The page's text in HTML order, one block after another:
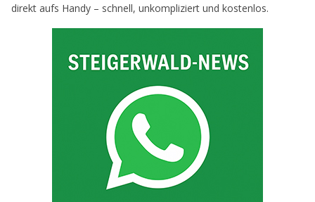
direkt aufs Handy – schnell, unkompliziert und kostenlos.